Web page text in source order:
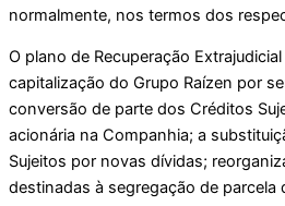
normalmente, nos termos dos
O plano de Recuperação
capitalização do Grupo Raízen por
conversão de parte dos Créditos
acionária na Companhia; a
Sujeitos por novas dívidas;
destinadas à segregação de